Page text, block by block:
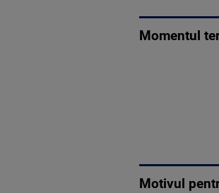
Momentul
Motivul